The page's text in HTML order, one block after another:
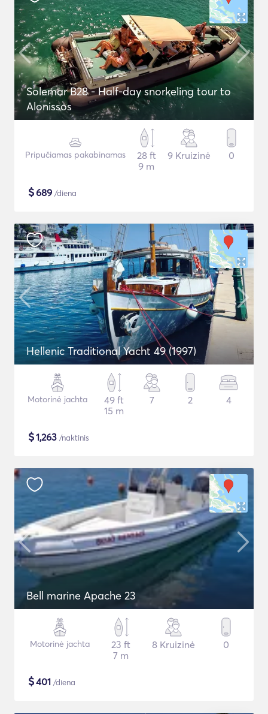
Solemar B28 - Half-day snorkeling tour to
Alonissos
Pripučiamas pakabinamas
28 ft
9 m
9 Kruizinė 0
$689 /diena
Hellenic Traditional Yacht 49 (1997)
Motorinė jachta
49 ft
15 m
7 2 4
$1,263 /naktinis
Bell marine Apache 23
Motorinė jachta
23 ft
7 m
8 Kruizinė 0
$401 /diena